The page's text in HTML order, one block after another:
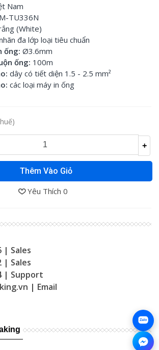
Nam
TU336N
(White)
đa lớp loại tiêu chuẩn
ống: Ø3.6mm
ống: 100m
dây có tiết diện 1.5 - 2.5 mm²
các loại máy in ống
+
Thêm Vào Giỏ
Yêu Thích 0
| Sales
| Sales
| Support
| Email
Zalo